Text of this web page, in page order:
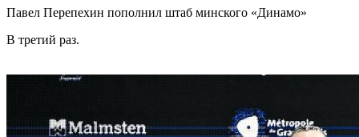
Павел Перепехин пополнил штаб минского «Динамо»
В третий раз.